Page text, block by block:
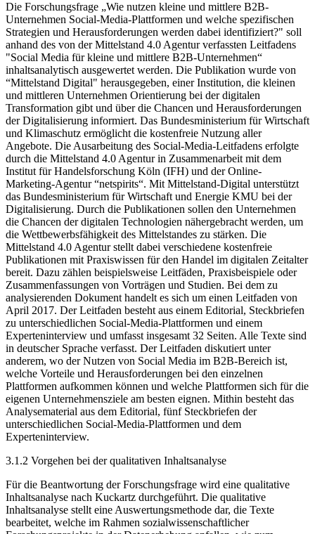
Die Forschungsfrage „Wie nutzen kleine und mittlere B2B-
Unternehmen Social-Media-Plattformen und welche spezifischen
Strategien und Herausforderungen werden dabei identifiziert?" soll
anhand des von der Mittelstand 4.0 Agentur verfassten Leitfadens
"Social Media für kleine und mittlere B2B-Unternehmen“
inhaltsanalytisch ausgewertet werden. Die Publikation wurde von
“Mittelstand Digital" herausgegeben, einer Institution, die kleinen
und mittleren Unternehmen Orientierung bei der digitalen
Transformation gibt und über die Chancen und Herausforderungen
der Digitalisierung informiert. Das Bundesministerium für Wirtschaft
und Klimaschutz ermöglicht die kostenfreie Nutzung aller
Angebote. Die Ausarbeitung des Social-Media-Leitfadens erfolgte
durch die Mittelstand 4.0 Agentur in Zusammenarbeit mit dem
Institut für Handelsforschung Köln (IFH) und der Online-
Marketing-Agentur “netspirits“. Mit Mittelstand-Digital unterstützt
das Bundesministerium für Wirtschaft und Energie KMU bei der
Digitalisierung. Durch die Publikationen sollen den Unternehmen
die Chancen der digitalen Technologien nähergebracht werden, um
die Wettbewerbsfähigkeit des Mittelstandes zu stärken. Die
Mittelstand 4.0 Agentur stellt dabei verschiedene kostenfreie
Publikationen mit Praxiswissen für den Handel im digitalen Zeitalter
bereit. Dazu zählen beispielsweise Leitfäden, Praxisbeispiele oder
Zusammenfassungen von Vorträgen und Studien. Bei dem zu
analysierenden Dokument handelt es sich um einen Leitfaden von
April 2017. Der Leitfaden besteht aus einem Editorial, Steckbriefen
zu unterschiedlichen Social-Media-Plattformen und einem
Experteninterview und umfasst insgesamt 32 Seiten. Alle Texte sind
in deutscher Sprache verfasst. Der Leitfaden diskutiert unter
anderem, wo der Nutzen von Social Media im B2B-Bereich ist,
welche Vorteile und Herausforderungen bei den einzelnen
Plattformen aufkommen können und welche Plattformen sich für die
eigenen Unternehmensziele am besten eignen. Mithin besteht das
Analysematerial aus dem Editorial, fünf Steckbriefen der
unterschiedlichen Social-Media-Plattformen und dem
Experteninterview.
3.1.2 Vorgehen bei der qualitativen Inhaltsanalyse
Für die Beantwortung der Forschungsfrage wird eine qualitative
Inhaltsanalyse nach Kuckartz durchgeführt. Die qualitative
Inhaltsanalyse stellt eine Auswertungsmethode dar, die Texte
bearbeitet, welche im Rahmen sozialwissenschaftlicher